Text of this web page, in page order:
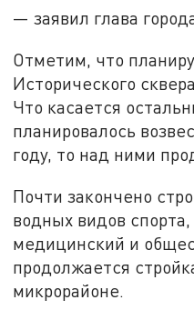
— заявил глава
Отметим, что
Исторического
Что касается
планировалось
году, то над ними
Почти закончено
водных видов
медицинский и
продолжается
микрорайоне.